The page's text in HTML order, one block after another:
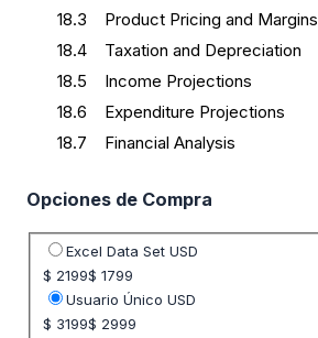
18.3 Product Pricing and Margins
18.4 Taxation and Depreciation
18.5 Income Projections
18.6 Expenditure Projections
18.7 Financial Analysis
Opciones de Compra
Seleccione opción de precio
Excel Data Set USD
$ 2199$ 1799
Usuario Único USD
$ 3199$ 2999